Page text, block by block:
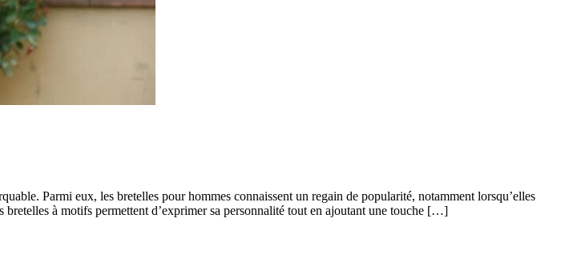
Parmi eux, les bretelles pour hommes connaissent un regain de popularité, notamment lorsqu’elles
à motifs permettent d’exprimer sa personnalité tout en ajoutant une touche […]